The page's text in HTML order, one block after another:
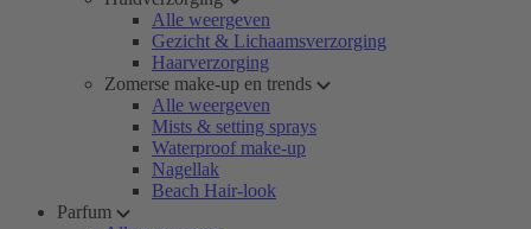
Alle weergeven
Gezicht & Lichaamsverzorging
Haarverzorging
Zomerse make-up en trends
Alle weergeven
Mists & setting sprays
Waterproof make-up
Nagellak
Beach Hair-look
Parfum